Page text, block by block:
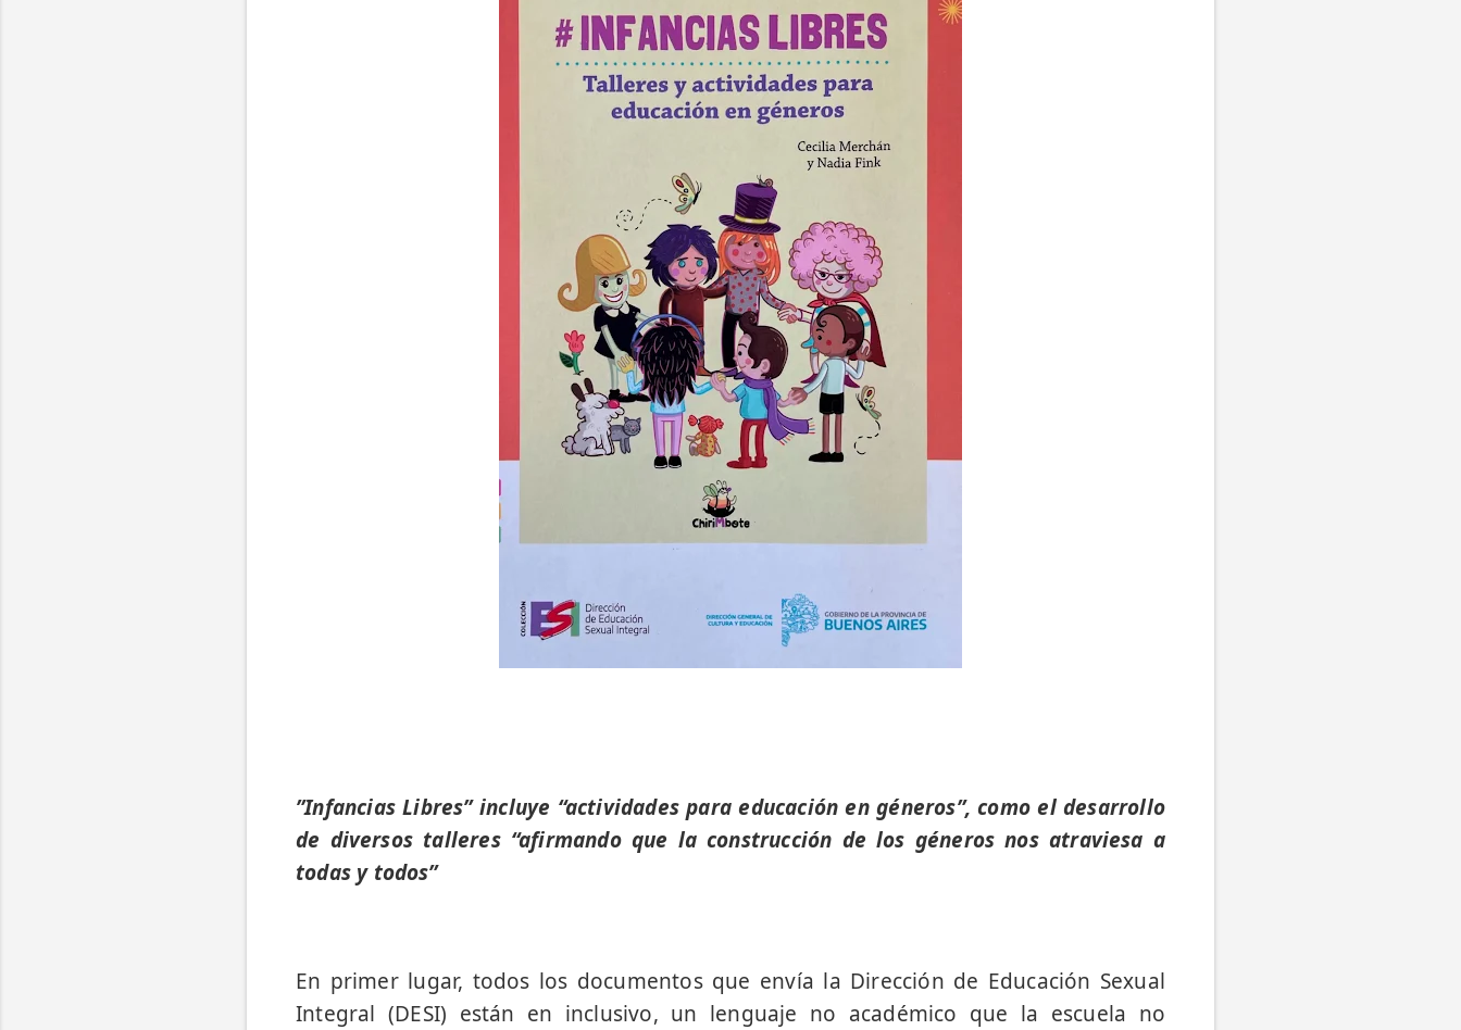
”Infancias Libres” incluye “actividades para educación en géneros”, como el desarrollo
de diversos talleres “afirmando que la construcción de los géneros nos atraviesa a
todas y todos”
En primer lugar, todos los documentos que envía la Dirección de Educación Sexual
Integral (DESI) están en inclusivo, un lenguaje no académico que la escuela no